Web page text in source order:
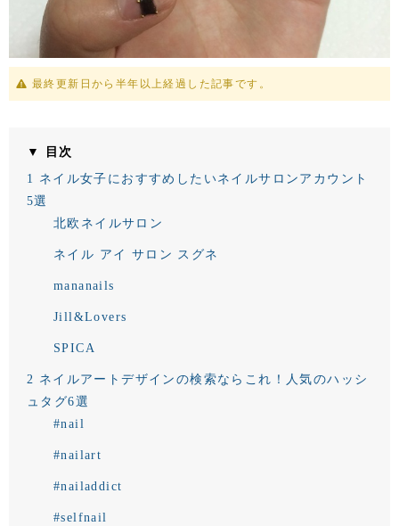
最終更新日から半年以上経過した記事です。
▼ 目次
1 ネイル女子におすすめしたいネイルサロンアカウント
5選
北欧ネイルサロン
ネイル アイ サロン スグネ
mananails
Jill&Lovers
SPICA
2 ネイルアートデザインの検索ならこれ！人気のハッシ
ュタグ6選
#nail
#nailart
#nailaddict
#selfnail